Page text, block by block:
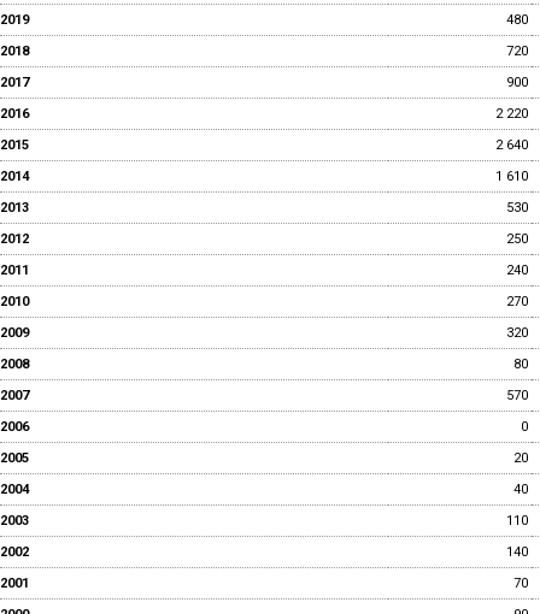
2019
480
2018
720
2017
900
2016
2 220
2015
2 640
2014
1 610
2013
530
2012
250
2011
240
2010
270
2009
320
2008
80
2007
570
2006
0
2005
20
2004
40
2003
110
2002
140
2001
70